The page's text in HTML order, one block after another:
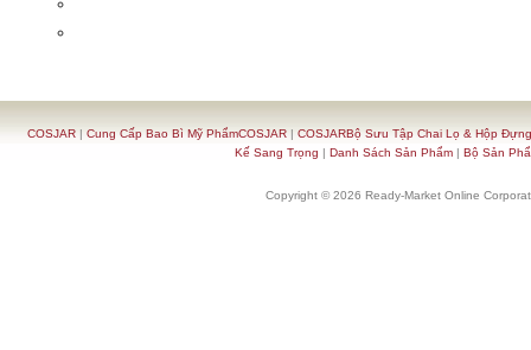
COSJAR| Cung Cấp Bao Bì Mỹ PhẩmCOSJAR| COSJARBộ Sưu Tập Chai Lọ & Hộp
Kế Sang Trọng | Danh Sách Sản Phẩm| Bộ Sản
Copyright © 2026 Ready-Market Online